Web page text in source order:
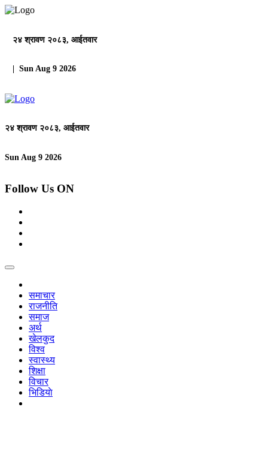
२४ श्रावण २०८३, आईतवार
| Sun Aug 9 2026
२४ श्रावण २०८३, आईतवार
Sun Aug 9 2026
Follow Us ON
समाचार
राजनीति
समाज
अर्थ
खेलकुद
विश्व
स्वास्थ्य
शिक्षा
विचार
भिडियाे